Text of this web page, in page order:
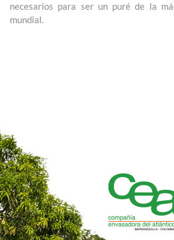
necesarios para ser un puré de la
mundial.